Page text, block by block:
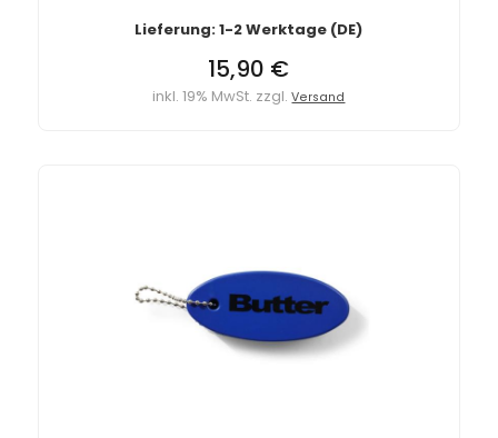
Lieferung: 1-2 Werktage (DE)
15,90 €
inkl. 19% MwSt. zzgl.Versand